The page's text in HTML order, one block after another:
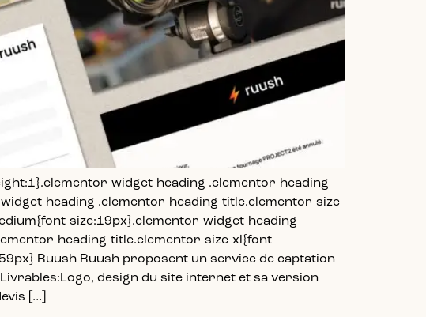
widget-heading .elementor-heading-
heading .elementor-heading-title.elementor-size-
size:19px}.elementor-widget-heading
heading-title.elementor-size-xl{font-
Ruush Ruush proposent un service de captation
design du site internet et sa version
[…]